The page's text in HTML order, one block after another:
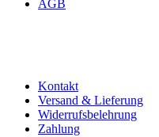
AGB
Kontakt
Versand & Lieferung
Widerrufsbelehrung
Zahlung